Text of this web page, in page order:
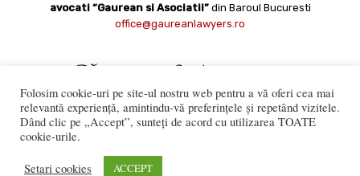
avocati “Gaurean si Asociatii” din Baroul Bucuresti
office@gaureanlawyers.ro
numai cu acordul expres al Bistriteanul.Ro. © Copyright 2008 -
Folosim cookie-uri pe site-ul nostru web pentru a vă oferi cea mai
relevantă experiență, amintindu-vă preferințele și repetând vizitele.
Dând clic pe „Accept”, sunteți de acord cu utilizarea TOATE
cookie-urile.
Setari cookies ACCEPT